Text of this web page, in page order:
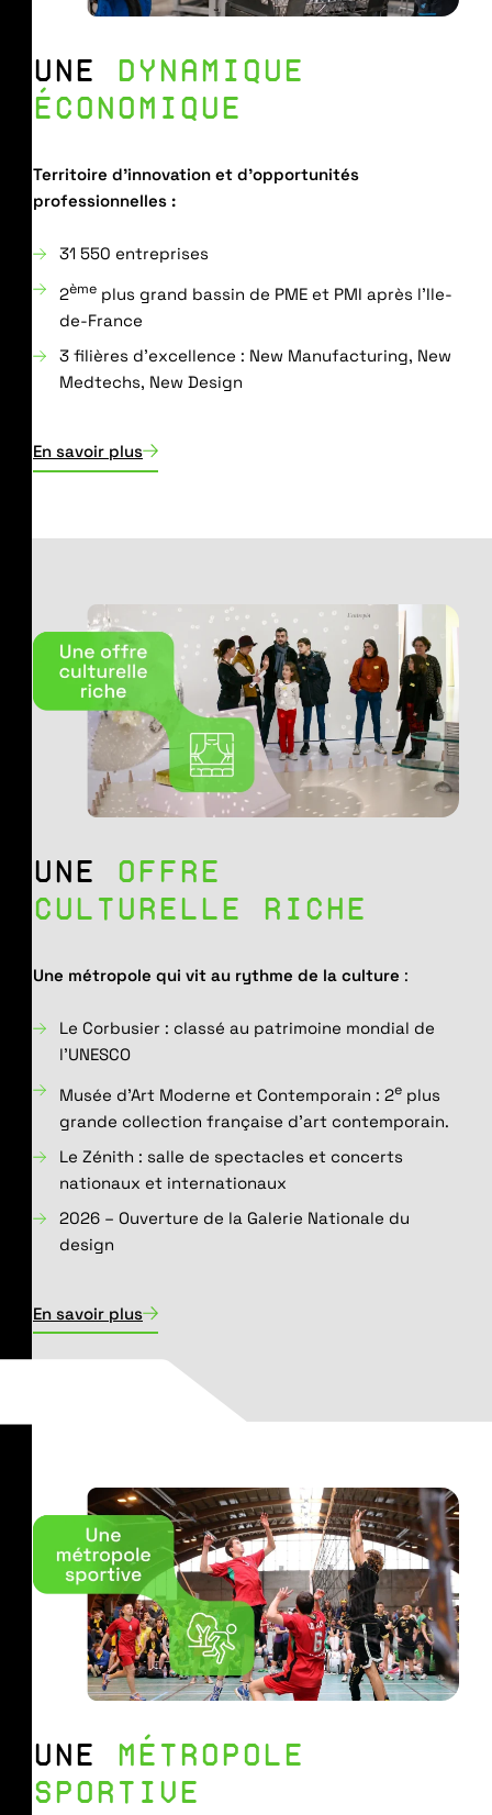
UNE DYNAMIQUE
ÉCONOMIQUE
Territoire d’innovation et d’opportunités
professionnelles :
31 550 entreprises
2ème plus grand bassin de PME et PMI après l’Ile-
de-France
3 filières d’excellence : New Manufacturing, New
Medtechs, New Design
En savoir plus
UNE OFFRE
CULTURELLE RICHE
Une métropole qui vit au rythme de la culture :
Le Corbusier : classé au patrimoine mondial de
l’UNESCO
Musée d’Art Moderne et Contemporain : 2e plus
grande collection française d’art contemporain.
Le Zénith : salle de spectacles et concerts
nationaux et internationaux
2026 – Ouverture de la Galerie Nationale du
design
En savoir plus
UNE MÉTROPOLE
SPORTIVE